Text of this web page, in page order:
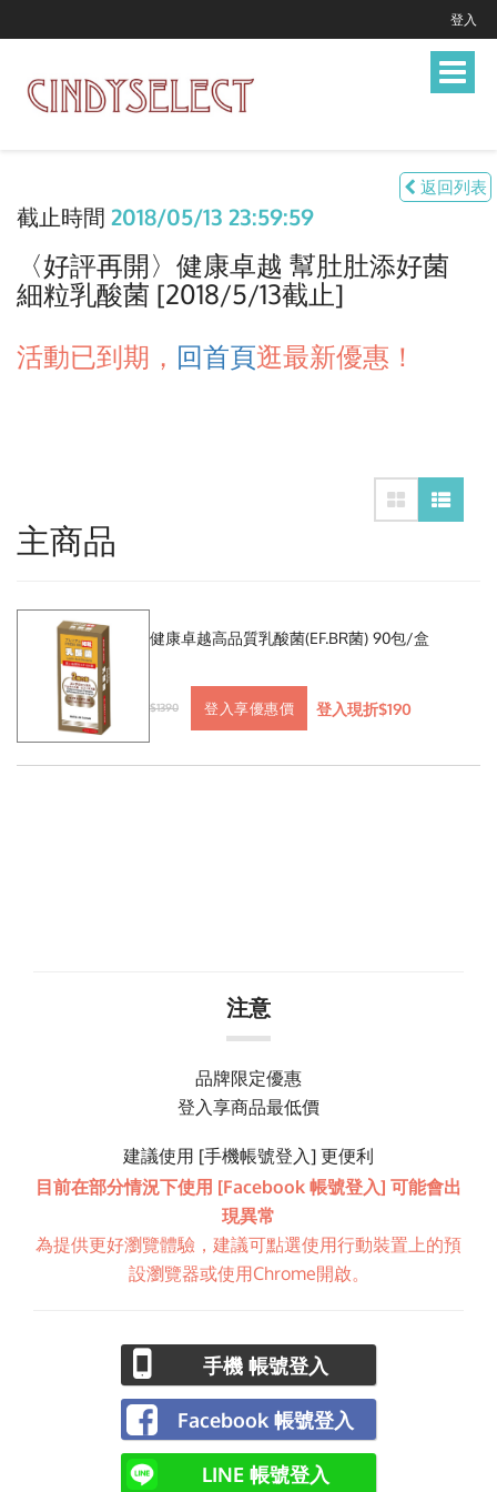
登入
Toggle
返回列表
截止時間 2018/05/13 23:59:59
〈好評再開〉健康卓越 幫肚肚添好菌
細粒乳酸菌 [2018/5/13截止]
活動已到期， 回首頁逛最新優惠！
主商品
健康卓越高品質乳酸菌(EF.BR菌) 90包/盒
$1390 登入享優惠價 登入現折$190
注意
品牌限定優惠
登入享商品最低價
建議使用 [手機帳號登入] 更便利
目前在部分情況下使用 [Facebook 帳號登入] 可能會出
現異常
為提供更好瀏覽體驗，建議可點選使用行動裝置上的預
設瀏覽器或使用Chrome開啟。
手機 帳號登入
Facebook 帳號登入
LINE 帳號登入